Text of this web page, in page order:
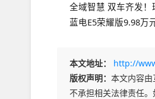
全域智慧 双车齐发！
蓝电E5荣耀版9.98万
本文地址：
http://
版权声明： 本文内容由
不承担相关法律责任